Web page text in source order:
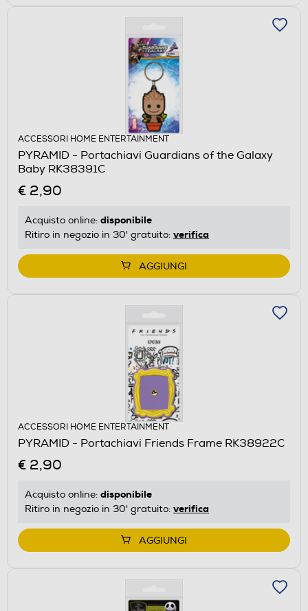
ACCESSORI HOME ENTERTAINMENT
PYRAMID - Portachiavi Guardians of the Galaxy
Baby RK38391C
€ 2,90
Acquisto online: disponibile
Ritiro in negozio in 30' gratuito: verifica
AGGIUNGI
ACCESSORI HOME ENTERTAINMENT
PYRAMID - Portachiavi Friends Frame RK38922C
€ 2,90
Acquisto online: disponibile
Ritiro in negozio in 30' gratuito: verifica
AGGIUNGI